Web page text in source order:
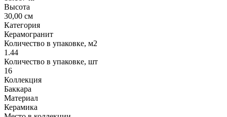
Высота
30,00 см
Категория
Керамогранит
Количество в упаковке, м2
1.44
Количество в упаковке, шт
16
Коллекция
Баккара
Материал
Керамика